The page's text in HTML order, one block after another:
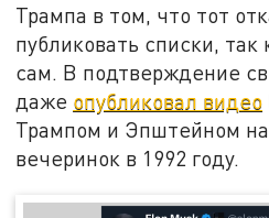
Трампа в том, что тот
публиковать списки, так
сам. В подтверждение
даже опубликовал видео
Трампом и Эпштейном
вечеринок в 1992 году.